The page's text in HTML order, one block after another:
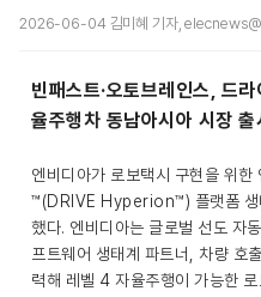
2026-06-04 김미혜 기자,
빈패스트·오토브레인스, 드
율주행차 동남아시아 시장 출
엔비디아가 로보택시 구현을 위
™(DRIVE Hyperion™) 플랫폼 생
했다. 엔비디아는 글로벌 선도 자
프트웨어 생태계 파트너, 차량 호
력해 레벨 4 자율주행이 가능한